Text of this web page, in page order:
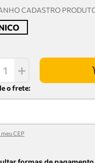
CADASTRO
＋
meu CEP